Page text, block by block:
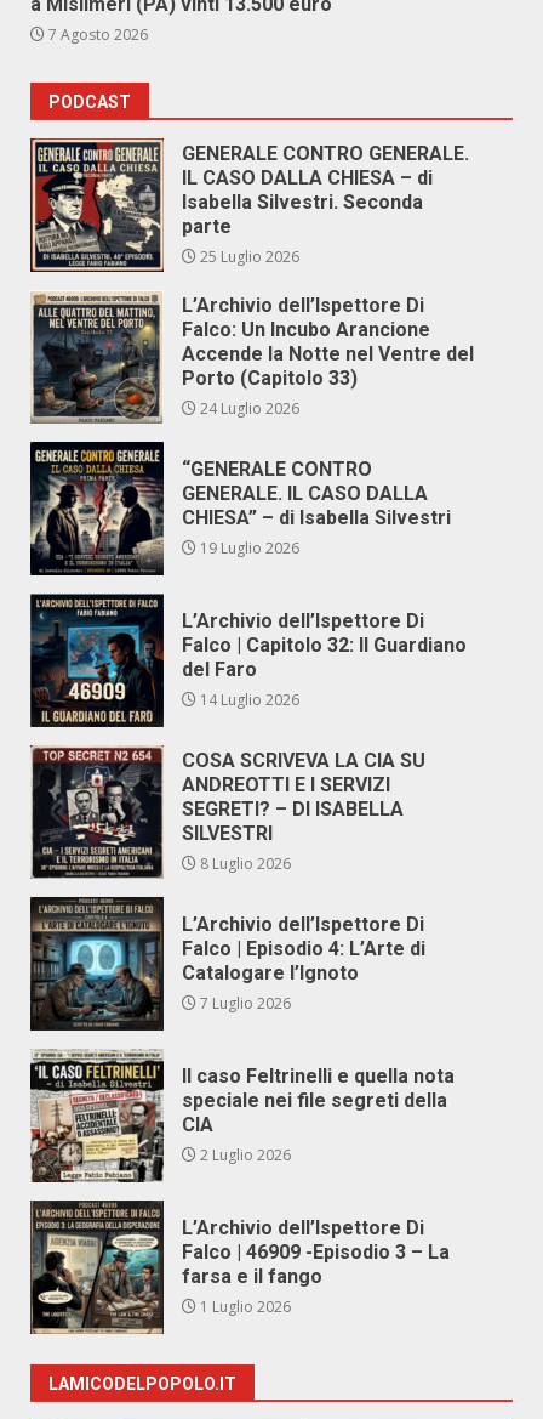
7 Agosto 2026
PODCAST
GENERALE CONTRO GENERALE.
IL CASO DALLA CHIESA – di
Isabella Silvestri. Seconda
parte
25 Luglio 2026
L’Archivio dell’Ispettore Di
Falco: Un Incubo Arancione
Accende la Notte nel Ventre del
Porto (Capitolo 33)
24 Luglio 2026
“GENERALE CONTRO
GENERALE. IL CASO DALLA
CHIESA” – di Isabella Silvestri
19 Luglio 2026
L’Archivio dell’Ispettore Di
Falco | Capitolo 32: Il Guardiano
del Faro
14 Luglio 2026
COSA SCRIVEVA LA CIA SU
ANDREOTTI E I SERVIZI
SEGRETI? – DI ISABELLA
SILVESTRI
8 Luglio 2026
L’Archivio dell’Ispettore Di
Falco | Episodio 4: L’Arte di
Catalogare l’Ignoto
7 Luglio 2026
Il caso Feltrinelli e quella nota
speciale nei file segreti della
CIA
2 Luglio 2026
L’Archivio dell’Ispettore Di
Falco | 46909 -Episodio 3 – La
farsa e il fango
1 Luglio 2026
LAMICODELPOPOLO.IT